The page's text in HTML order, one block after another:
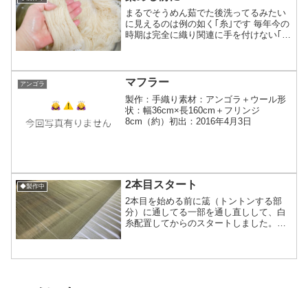
まるでそうめん茹でた後洗ってるみたい
に見えるのは例の如く｢糸｣です 毎年今の
時期は完全に織り関連に手を付けない｢休
味など織り以外に自分のやりたいことを
やるいわば緩急...
アンゴラ マフラー
製作：手織り素材：アンゴラ＋ウール形
状：幅36cm×長160cm＋フリンジ
8cm（約）初出：2016年4月3日
◆製作中 2本目スタート
2本目を始める前に筬（トントンする部
分）に通してる一部を通し直しして、白
糸配置してからのスタートしました。ラ
ばないタイプ(*´ω`*)趣向としてはややカ